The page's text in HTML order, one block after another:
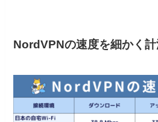
NordVPNの速度を細かく